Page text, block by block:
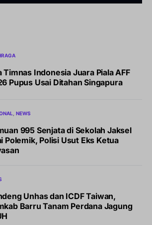
Timnas Indonesia Juara Piala AFF
Pupus Usai Ditahan Singapura
NEWS
995 Senjata di Sekolah Jaksel
Polemik, Polisi Usut Eks Ketua
Unhas dan ICDF Taiwan,
Barru Tanam Perdana Jagung